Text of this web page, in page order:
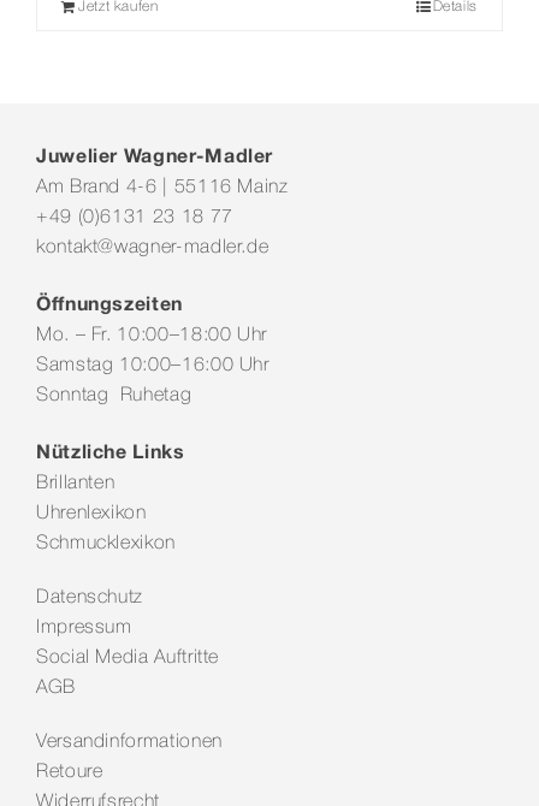
Jetzt kaufen Details
Juwelier Wagner-Madler
Am Brand 4-6 | 55116 Mainz
+49 (0)6131 23 18 77
kontakt@wagner-madler.de
Öffnungszeiten
Mo. – Fr. 10:00–18:00 Uhr
Samstag 10:00–16:00 Uhr
Sonntag Ruhetag
Nützliche Links
Brillanten
Uhrenlexikon
Schmucklexikon
Datenschutz
Impressum
Social Media Auftritte
AGB
Versandinformationen
Retoure
Widerrufsrecht